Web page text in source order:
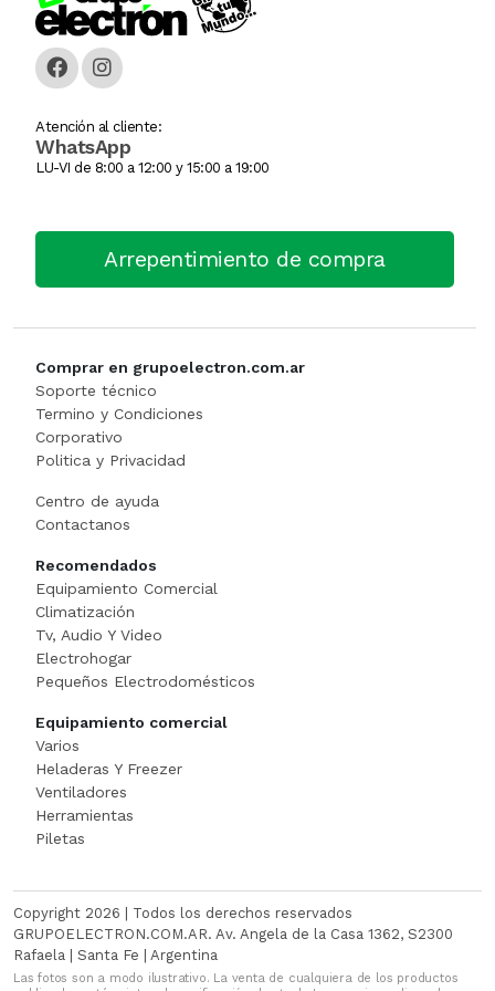
Atención al cliente:
WhatsApp
LU-VI de 8:00 a 12:00 y 15:00 a 19:00
Arrepentimiento de compra
Comprar en grupoelectron.com.ar
Soporte técnico
Termino y Condiciones
Corporativo
Politica y Privacidad
Centro de ayuda
Contactanos
Recomendados
Equipamiento Comercial
Climatización
Tv, Audio Y Video
Electrohogar
Pequeños Electrodomésticos
Equipamiento comercial
Varios
Heladeras Y Freezer
Ventiladores
Herramientas
Piletas
Copyright 2026 | Todos los derechos reservados
GRUPOELECTRON.COM.AR. Av. Angela de la Casa 1362, S2300
Rafaela | Santa Fe | Argentina
Las fotos son a modo ilustrativo. La venta de cualquiera de los productos
Caja Monedera
Carteles Led
Churrera / Rellenadora De
CONSERVADORA DE HIEL
CONTADORA BILLET
Cortador De Papa
Cortadora De Fiambre
Dispenser
Embutidora
Envasadora Al Vacio
EXHIBIDORES DE VIDRI
Exprimidoras / Jugueras
Extractor
FILETEADOR
Freidora
Jarra Electrica
Licuadoras
Planchas
Procesadoras / Picadoras
Sandwichera
Tostadoras
WAFFLERA
ESCALERA
Hidrolavadora
Motoguada
Motosierra
NIVEL LASE
PISTOLAS DE CALO
Rotomartillo
Sensitiva
SET HERRAMIENT
Sierras Circulares
SIERRAS SABL
SOLDADOR
Taladro